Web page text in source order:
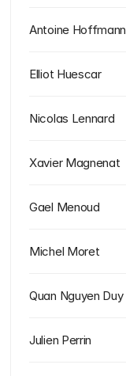
Antoine Hoffmann
Elliot Huescar
Nicolas Lennard
Xavier Magnenat
Gael Menoud
Michel Moret
Quan Nguyen Duy
Julien Perrin